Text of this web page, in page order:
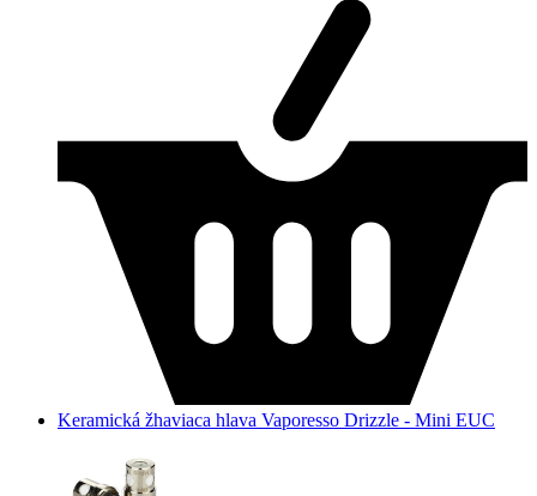
Keramická žhaviaca hlava Vaporesso Drizzle - Mini EUC